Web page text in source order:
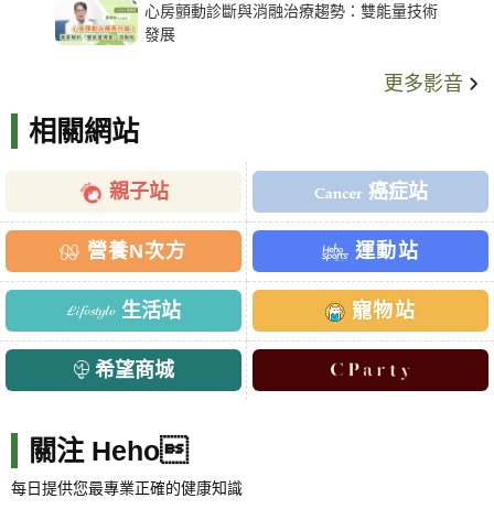
心房顫動診斷與消融治療趨勢：雙能量技術
發展
更多影音
相關網站
親子站 癌症站
營養N次方 運動站
生活站 寵物站
希望商城
關注 Heho
每日提供您最專業正確的健康知識